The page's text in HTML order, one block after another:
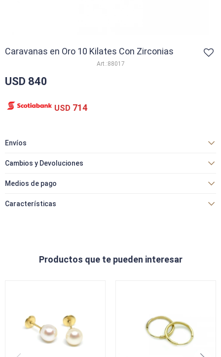
Caravanas en Oro 10 Kilates Con Zirconias
88017
USD 840
USD 714
Envíos
Cambios y Devoluciones
Medios de pago
Características
Productos que te pueden interesar